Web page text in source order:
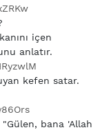
içen
anlatır.
kefen satar.
bana 'Allah